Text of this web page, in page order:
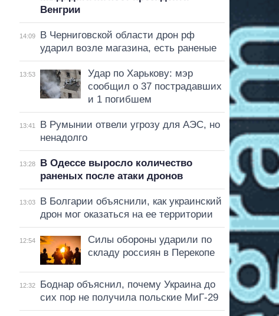
Венгрии
14:09
В Черниговской области дрон рф
ударил возле магазина, есть раненые
13:53
Удар по Харькову: мэр
сообщил о 37 пострадавших
и 1 погибшем
13:41
В Румынии отвели угрозу для АЭС, но
ненадолго
13:28
В Одессе выросло количество
раненых после атаки дронов
13:03
В Болгарии объяснили, как украинский
дрон мог оказаться на ее территории
12:54
Силы обороны ударили по
складу россиян в Перекопе
12:32
Боднар объяснил, почему Украина до
сих пор не получила польские МиГ-29